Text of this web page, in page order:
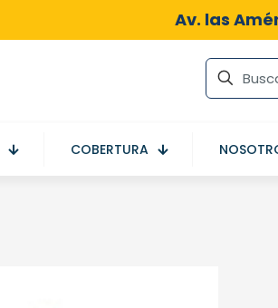
Av. las
COBERTURA